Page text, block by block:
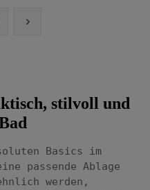
stilvoll und
Basics im
passende Ablage
werden,